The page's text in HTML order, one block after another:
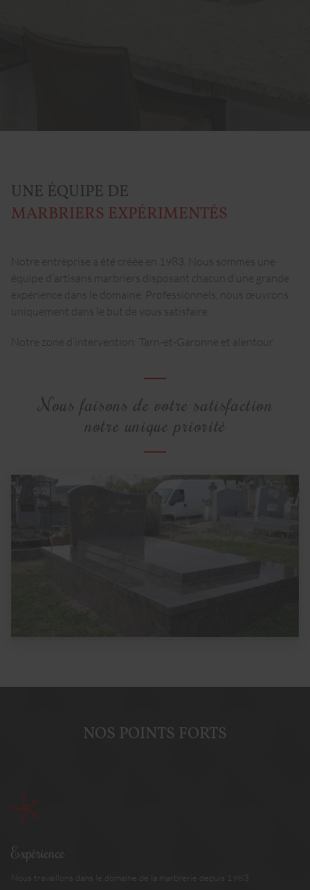
UNE ÉQUIPE DE
MARBRIERS EXPÉRIMENTÉS
Notre entreprise a été créée en 1983. Nous sommes une
équipe d’artisans marbriers disposant chacun d’une grande
expérience dans le domaine. Professionnels, nous œuvrons
uniquement dans le but de vous satisfaire.
Notre zone d’intervention: Tarn-et-Garonne et alentour.
Nous faisons de votre satisfaction
notre unique priorité
NOS POINTS FORTS
Expérience
Nous travaillons dans le domaine de la marbrerie depuis 1983.